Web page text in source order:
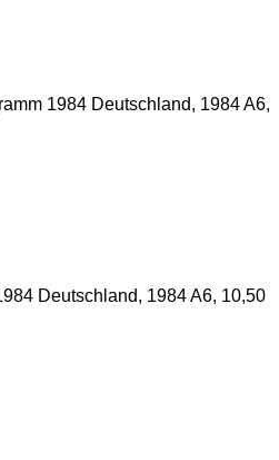
1984 Deutschland, 1984 A6,
Deutschland, 1984 A6, 10,50